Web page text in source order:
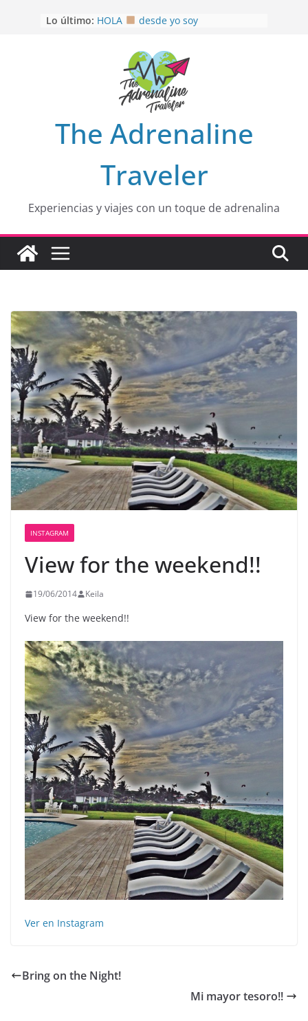
Lo último: HOLA
desde yo soy
EL SENDERO DEL CACAO: Excelente
opción
HOSPEDAJE AL NATURALSHH !!
OTRA PERSPECTIVA de RÍO EL
MULITO!
The Adrenaline
Traveler
Experiencias y viajes con un toque de adrenalina
INSTAGRAM
View for the weekend!!
19/06/2014 Keila
View for the weekend!!
Ver en Instagram
Bring on the Night!
Mi mayor tesoro!! ️